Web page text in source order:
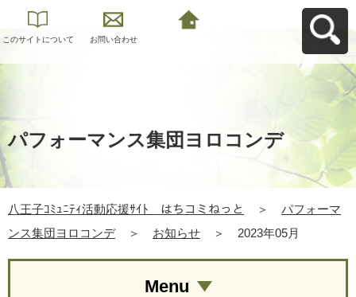
このサイトについて お問い合わせ
パフォーマンス集団ヨロコンデ
八王子ｺﾐｭﾆﾃｨ活動応援ｻｲﾄ はちコミねっと ＞
パフォーマ
ンス集団ヨロコンデ
＞ お知らせ ＞ 2023年05月
Menu